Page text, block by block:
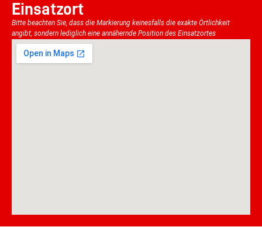
Einsatzort
Bitte beachten Sie, dass die Markierung keinesfalls die exakte Örtlichkeit
angibt, sondern lediglich eine annähernde Position des Einsatzortes